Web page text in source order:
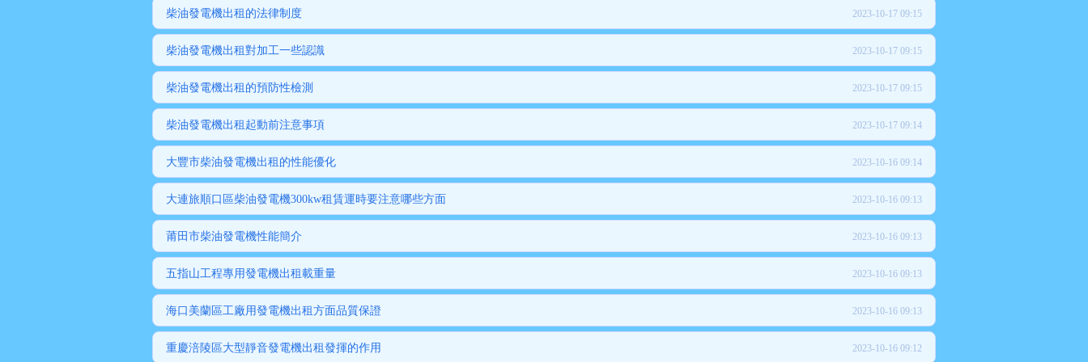
柴油發電機出租的法律制度 2023-10-17 09:15
柴油發電機出租對加工一些認識 2023-10-17 09:15
柴油發電機出租的預防性檢測 2023-10-17 09:15
柴油發電機出租起動前注意事項 2023-10-17 09:14
大豐市柴油發電機出租的性能優化 2023-10-16 09:14
大連旅順口區柴油發電機300kw租賃運時要注意哪些方面 2023-10-16 09:13
莆田市柴油發電機性能簡介 2023-10-16 09:13
五指山工程專用發電機出租載重量 2023-10-16 09:13
海口美蘭區工廠用發電機出租方面品質保證 2023-10-16 09:13
重慶涪陵區大型靜音發電機出租發揮的作用 2023-10-16 09:12